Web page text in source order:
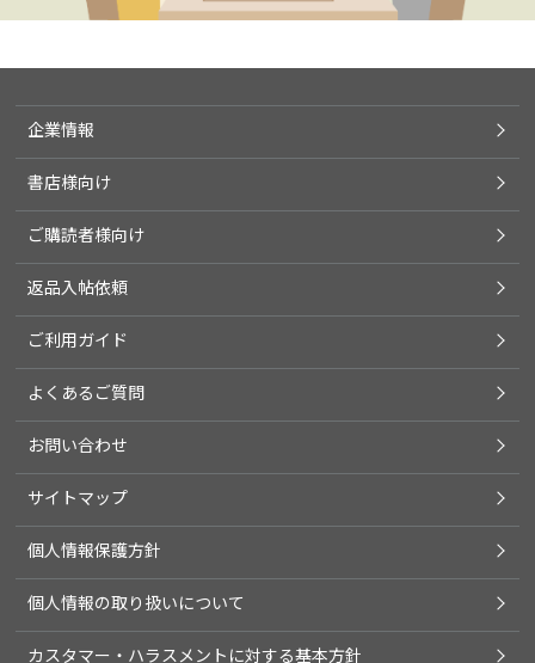
企業情報
書店様向け
ご購読者様向け
返品入帖依頼
ご利用ガイド
よくあるご質問
お問い合わせ
サイトマップ
個人情報保護方針
個人情報の取り扱いについて
カスタマー・ハラスメントに対する基本方針